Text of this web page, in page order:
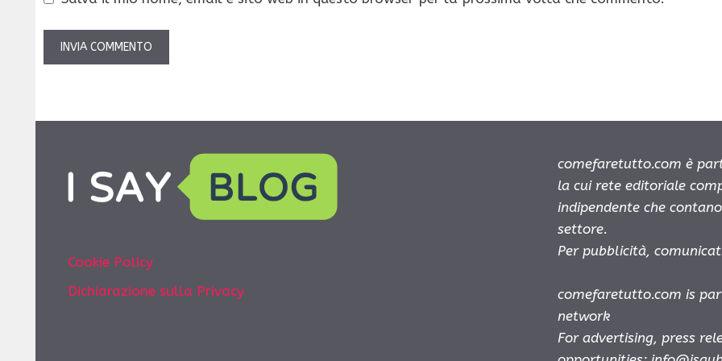
Cookie Policy
Dichiarazione sulla Privacy
comefaretutto.com è
la cui rete editoriale
indipendente che
settore.
Per pubblicità,
comefaretutto.com is
network
For advertising, press